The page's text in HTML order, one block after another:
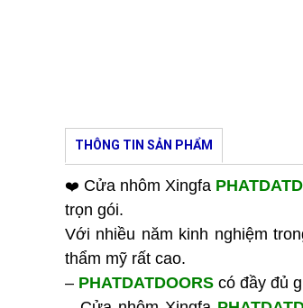
THÔNG TIN SẢN PHẨM
❤️ Cửa nhôm Xingfa
trọn gói.
Với nhiều năm kinh nghiệm
thẩm mỹ rất cao.
– PHATDATDOORS có đầy đủ